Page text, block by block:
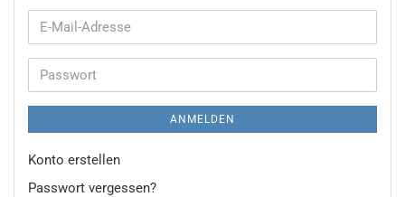
E-
Mail-
Passwort
ANMELDEN
Konto erstellen
Passwort vergessen?